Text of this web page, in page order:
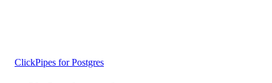
ClickPipes for Postgres